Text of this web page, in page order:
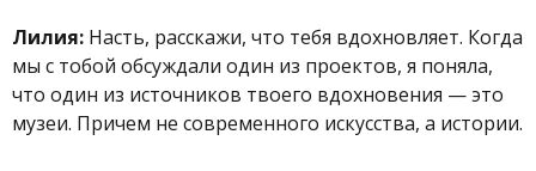
Лилия: Насть, расскажи, что тебя вдохновляет. Когда
мы с тобой обсуждали один из проектов, я поняла,
что один из источников твоего вдохновения — это
музеи. Причем не современного искусства, а истории.